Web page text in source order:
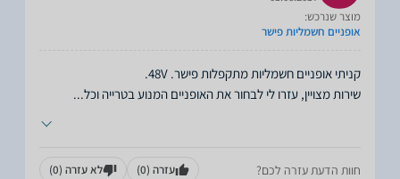
מוצר שנרכש:
אופניים חשמליות פישר
שירות מצויין, עזרו לי לבחור את האופניים המנוע בטרייה וכל...
חוות הדעת עזרה לכם? עזרה (0) לא עזרה (0)